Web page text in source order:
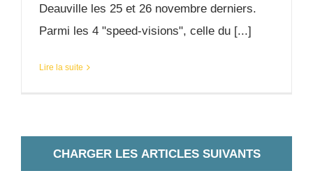
Deauville les 25 et 26 novembre derniers.
Parmi les 4 "speed-visions", celle du [...]
Lire la suite
CHARGER LES ARTICLES SUIVANTS